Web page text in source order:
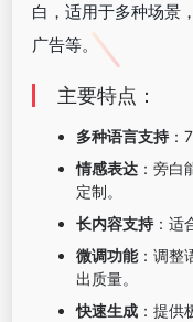
白，适用于多种场景
广告等。
主要特点：
多种语言支持：
情感表达：旁白
定制。
长内容支持：适
微调功能：调整
出质量。
快速生成：提供